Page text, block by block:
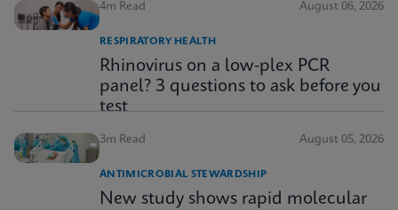
4m Read August 06, 2026
RESPIRATORY HEALTH
Rhinovirus on a low-plex PCR
panel? 3 questions to ask before you
test
3m Read August 05, 2026
ANTIMICROBIAL STEWARDSHIP
New study shows rapid molecular